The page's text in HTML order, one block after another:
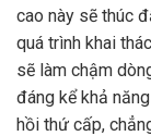
cao này sẽ thúc
quá trình khai
sẽ làm chậm
đáng kể khả
hồi thứ cấp,